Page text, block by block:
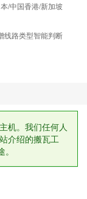
/中国香港/新加坡
线路类型智能判断
机。我们任何人
介绍的搬瓦工